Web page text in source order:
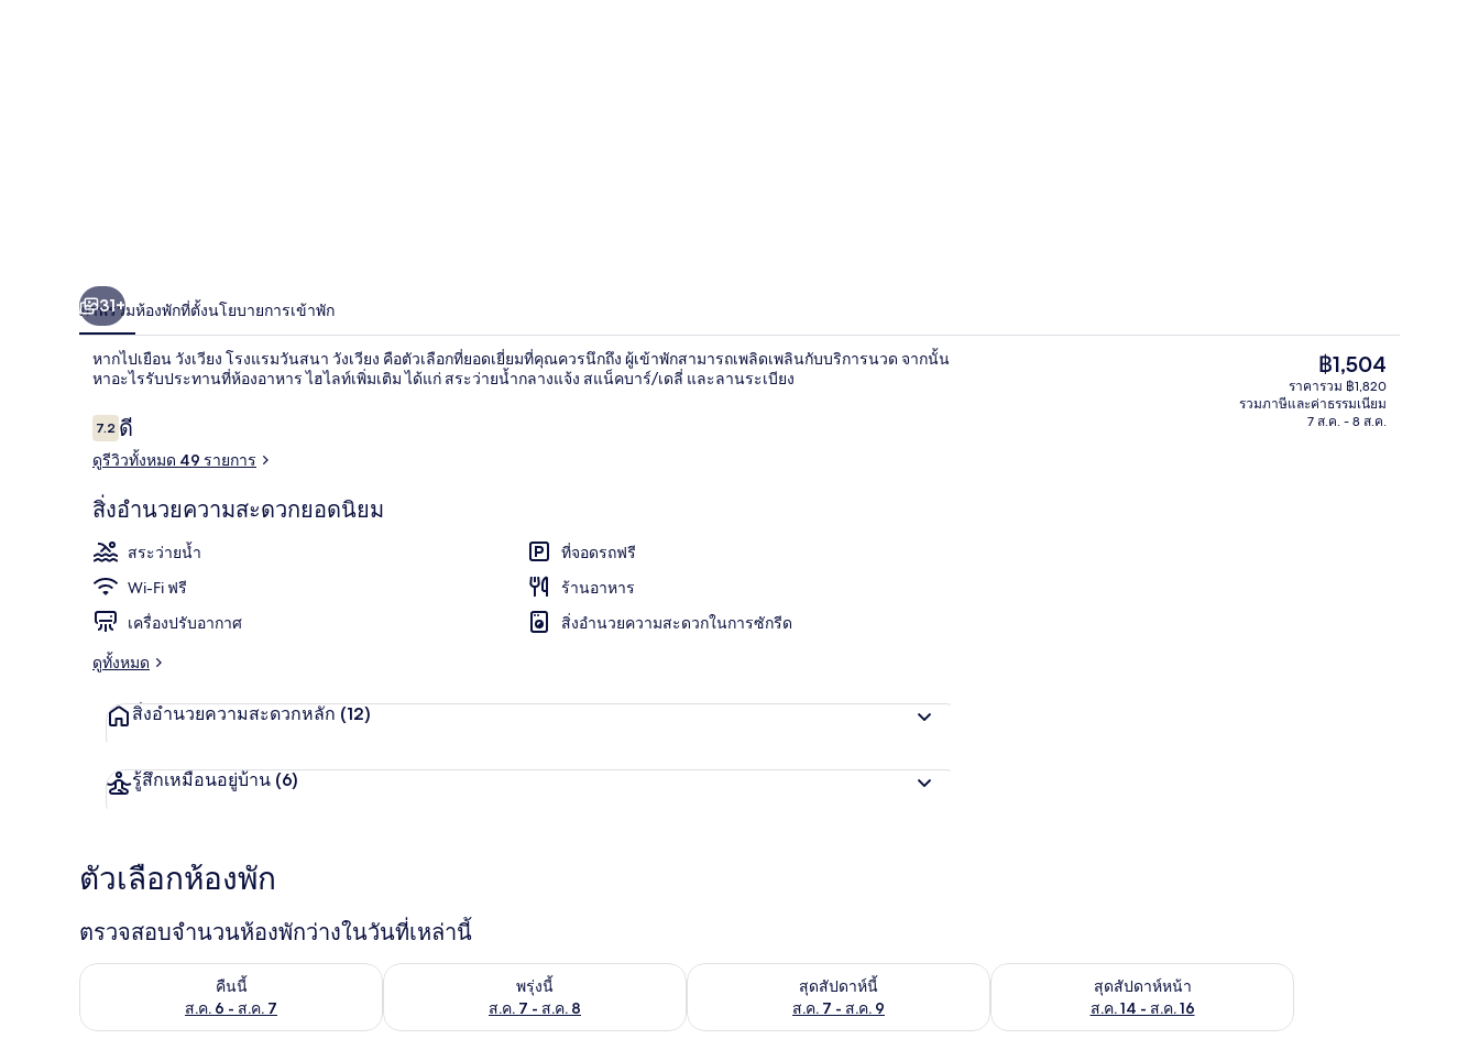
31+
ภาพรวมห้องพักที่ตั้งนโยบายการเข้าพัก
หากไปเยือน วังเวียง โรงแรมวันสนา วังเวียง คือตัวเลือกที่ยอดเยี่ยมที่คุณควรนึกถึง ผู้เข้าพักสามารถเพลิดเพลินกับบริการนวด จากนั้น
หาอะไรรับประทานที่ห้องอาหาร ไฮไลท์เพิ่มเติม ได้แก่ สระว่ายน้ำกลางแจ้ง สแน็คบาร์/เดลี่ และลานระเบียง
รีวิว
7.27.2 จาก 10
ดี
ดูรีวิวทั้งหมด 49 รายการ
สิ่งอำนวยความสะดวกยอดนิยม
สระว่ายน้ำ
ที่จอดรถฟรี
Wi-Fi ฟรี
ร้านอาหาร
เครื่องปรับอากาศ
สิ่งอำนวยความสะดวกในการซักรีด
ดูทั้งหมด
สิ่งอำนวยความสะดวกหลัก (12)
รู้สึกเหมือนอยู่บ้าน (6)
ราคา
ปัจจุบัน
฿1,504
฿1,504
ราคารวม ฿1,820
รวมภาษีและค่าธรรมเนียม
7 ส.ค. - 8 ส.ค.
ตัวเลือกห้องพัก
ตรวจสอบจำนวนห้องพักว่างในวันที่เหล่านี้
คืนนี้
ส.ค. 6 - ส.ค. 7
ตรวจสอบจำนวนห้องพักว่างในคืนนี้ ส.ค. 6 - ส.ค. 7
พรุ่งนี้
ส.ค. 7 - ส.ค. 8
ตรวจสอบจำนวนห้องพักว่างในพรุ่งนี้ ส.ค. 7 - ส.ค. 8
สุดสัปดาห์นี้
ส.ค. 7 - ส.ค. 9
ตรวจสอบจำนวนห้องพักว่างในสุดสัปดาห์นี้ ส.ค. 7 - ส.ค. 9สุดสัปดาห์หน้า
ส.ค. 14 - ส.ค. 16
ตรวจสอบจำนวนห้องพักว่างในสุดสัปดาห์หน้า ส.ค. 14 - ส.ค. 16